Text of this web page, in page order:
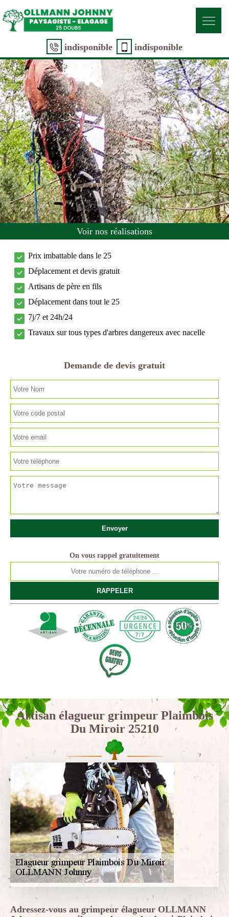
indisponible indisponible
Voir nos réalisations
Prix imbattable dans le 25
Déplacement et devis gratuit
Artisans de père en fils
Déplacement dans tout le 25
7j/7 et 24h/24
Travaux sur tous types d'arbres dangereux avec nacelle
Demande de devis gratuit
On vous rappel gratuitement
Artisan élagueur grimpeur Plaimbois
Du Miroir 25210
Adressez-vous au grimpeur élagueur OLLMANN